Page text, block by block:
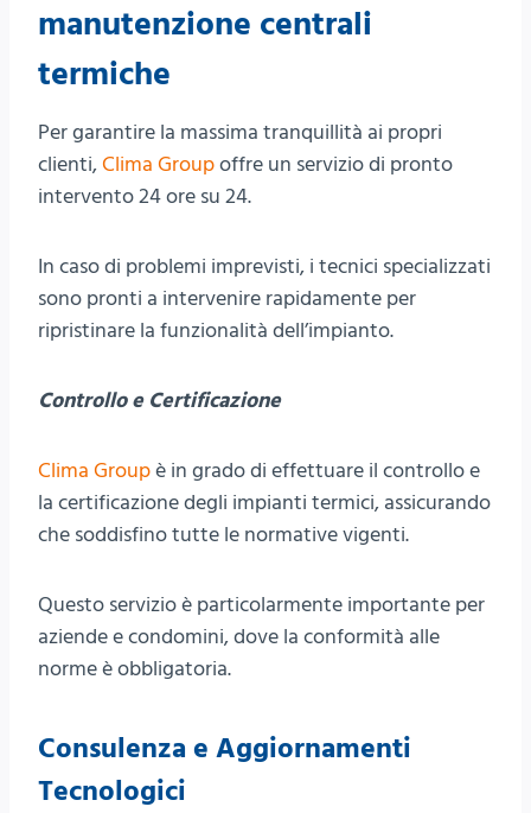
manutenzione centrali
termiche
Per garantire la massima tranquillità ai propri
clienti,Clima Groupoffre un servizio di pronto
intervento 24 ore su 24.
In caso di problemi imprevisti, i tecnici specializzati
sono pronti a intervenire rapidamente per
ripristinare la funzionalità dell’impianto.
Controllo e Certificazione
Clima Groupè in grado di effettuare il controllo e
la certificazione degli impianti termici, assicurando
che soddisfino tutte le normative vigenti.
Questo servizio è particolarmente importante per
aziende e condomini, dove la conformità alle
norme è obbligatoria.
Consulenza e Aggiornamenti
Tecnologici